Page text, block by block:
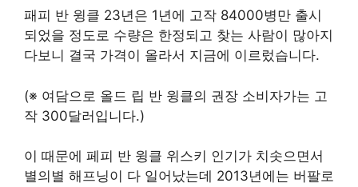
패피 반 윙클 23년은 1년에 고작 84000병만 출시
되었을 정도로 수량은 한정되고 찾는 사람이 많아지
다보니 결국 가격이 올라서 지금에 이르렀습니다.
(※ 여담으로 올드 립 반 윙클의 권장 소비자가는 고
작 300달러입니다.)
이 때문에 페피 반 윙클 위스키 인기가 치솟으면서
별의별 해프닝이 다 일어났는데 2013년에는 버팔로